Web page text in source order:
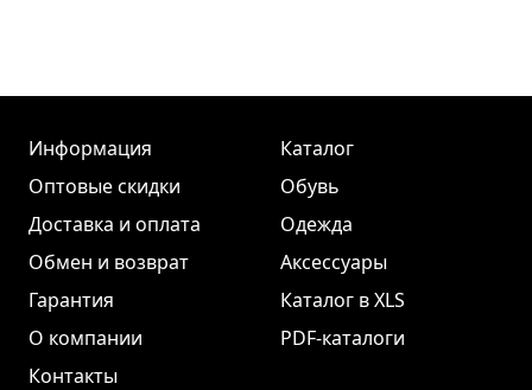
Информация
Оптовые скидки
Доставка и оплата
Обмен и возврат
Гарантия
О компании
Контакты
Каталог
Обувь
Одежда
Аксессуары
Каталог в XLS
PDF-каталоги